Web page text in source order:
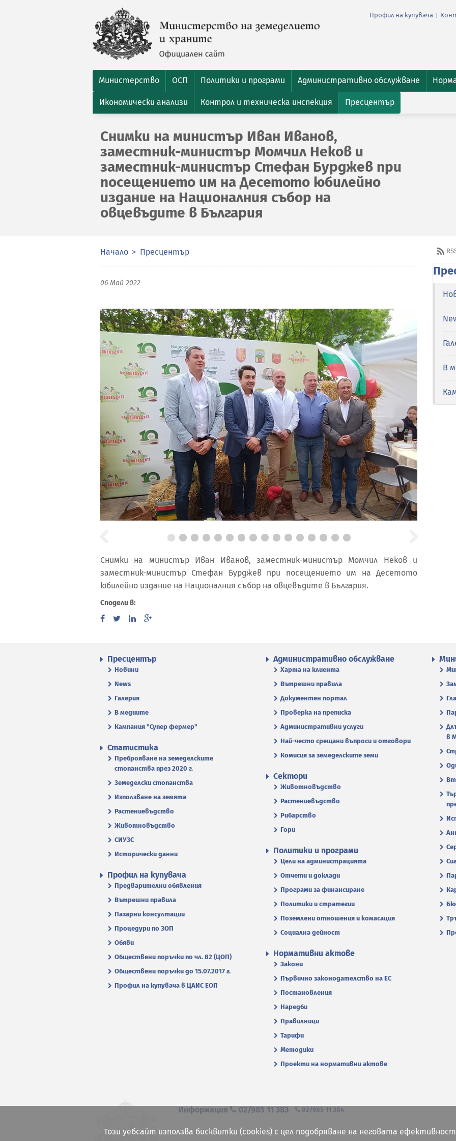
Профил на купувача
Министерство ОСП Политики и програми Административно обслужване
Икономически анализи Контрол и техническа инспекция Пресцентър
Снимки на министър Иван Иванов,
заместник-министър Момчил Неков и
заместник-министър Стефан Бурджев при
посещението им на Десетото юбилейно
издание на Националния събор на
овцевъдите в България
Начало Пресцентър
06 Май 2022
Снимки на министър Иван Иванов, заместник-министър Момчил Неков и
заместник-министър Стефан Бурджев при посещението им на Десетото
юбилейно издание на Националния събор на овцевъдите в България.
Сподели в:
В
Пресцентър
Новини
News
Галерия
В медиите
Кампания "Супер фермер"
Административно обслужване
Харта на клиента
Вътрешни правила
Документен портал
Проверка на преписка
Административни услуги
Най-често срещани въпроси и отговори
Комисия за земеделските земи
в
Статистика
Преброяване на земеделските
стопанства през 2020 г.
Земеделски стопанства
Използване на земята
Растениевъдство
Животновъдство
СИУЗС
Исторически данни
Сектори
Животновъдство
Растениевъдство
Рибарство
Гори
Политики и програми
Цели на администрацията
Отчети и доклади
Програми за финансиране
Политики и стратегии
Поземлени отношения и комасация
Социална дейност
Профил на купувача
Предварителни обявления
Вътрешни правила
Пазарни консултации
Процедури по ЗОП
Обяви
Обществени поръчки по чл. 82 (ЦОП)
Обществени поръчки до 15.07.2017 г.
Профил на купувача в ЦАИС ЕОП
Нормативни актове
Закони
Първично законодателство на ЕС
Постановления
Наредби
Правилници
Тарифи
Методики
Проекти на нормативни актове
Информация 02/985 11 383 02/985 11 384
Този уебсайт използва бисквитки (cookies) с цел подобряване на неговата